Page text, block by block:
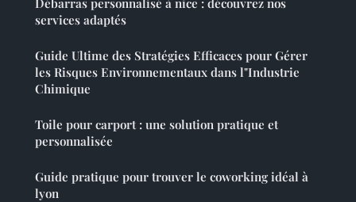
services adaptés
Guide Ultime des Stratégies Efficaces pour Gérer
les Risques Environnementaux dans l"Industrie
Chimique
Toile pour carport : une solution pratique et
personnalisée
Guide pratique pour trouver le coworking idéal à
lyon